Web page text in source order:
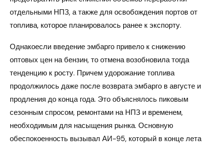
отдельными НПЗ, а также для освобождения портов от
топлива, которое планировалось ранее к экспорту.
Однакоесли введение эмбарго привело к снижению
оптовых цен на бензин, то отмена возобновила тогда
тенденцию к росту. Причем удорожание топлива
продолжилось даже после возврата эмбарго в августе и
продления до конца года. Это объяснялось пиковым
сезонным спросом, ремонтами на НПЗ и временем,
необходимым для насыщения рынка. Основную
обеспокоенность вызывал АИ-95, который в конце лета